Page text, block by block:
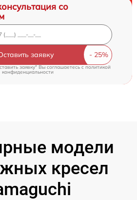
со
заявку
заявку" Вы соглашаетесь cполитикой
конфиденциальности
модели
кресел